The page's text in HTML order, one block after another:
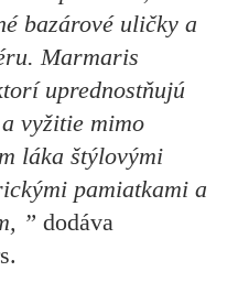
bazárové uličky a
Marmaris
uprednostňujú
vyžitie mimo
láka štýlovými
pamiatkami a
” dodáva